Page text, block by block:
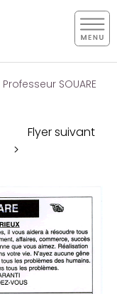
Professeur SOUARE
Flyer suivant
>